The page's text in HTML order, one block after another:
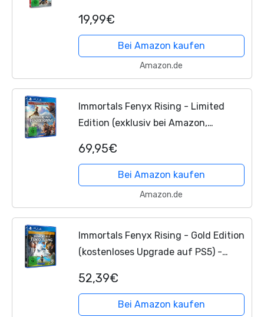
19,99€
Bei Amazon kaufen
Amazon.de
Immortals Fenyx Rising - Limited
Edition (exklusiv bei Amazon,
[PlayStation 4]
69,95€
Bei Amazon kaufen
Amazon.de
Immortals Fenyx Rising - Gold Edition
(kostenloses Upgrade auf PS5) -
52,39€
Bei Amazon kaufen